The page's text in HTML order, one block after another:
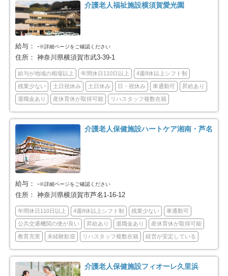
横浜市瀬谷区 41 横浜市栄区 25
横浜市泉区 54
横浜市都筑区 79
川崎市川崎区 66 川崎市幸区 61
川崎市中原区 72 川崎市高津区 65
川崎市宮前区 64
川崎市麻生区 50
相模原市緑区
平塚市 40 鎌倉市 65
藤沢市 119 小田原市 74
介護老人福祉施設横須賀愛光園
給与： -※詳細ページをご確認ください
住所： 神奈川県横須賀市武3-39-1
給与が地域の相場以上 年間休日110日以上 4週8休以上シフト制
残業少ない 土日祝休み 土日休み 日・祝休み 車通勤可 昇給あり
退職金あり 産休育休が取得可能 リハスタッフ複数在籍
介護老人保健施設ハートケア湘南・芦名
給与： -※詳細ページをご確認ください
住所： 神奈川県横須賀市芦名1-16-12
年間休日110日以上 4週8休以上シフト制 残業少ない 車通勤可
公共交通機関の便が良い 昇給あり 退職金あり 産休育休が取得可能
教育充実 未経験歓迎 リハスタッフ複数在籍 経営が安定している
介護老人保健施設フィオーレ久里浜